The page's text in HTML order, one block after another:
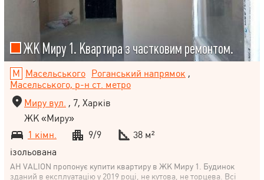
ЖК Миру 1. Квартира з частковим ремонтом.
Масельського Роганський напрямок ,
Масельського, р-н ст. метро
Миру вул. , 7, Харків
ЖК «Миру»
1 кімн.
9/9
38 м²
ізольована
АН VALION пропонує купити квартиру в ЖК Миру 1. Будинок
зданий в експлуатацію у 2019 році, не кутова, не торцева. Всі